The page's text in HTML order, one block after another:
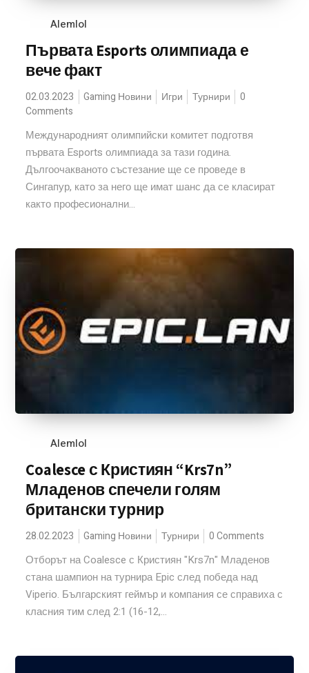
Alemlol
Първата Esports олимпиада е
вече факт
02.03.2023 Gaming Новини Игри Турнири
0
Comments
Международният олимпийски комитет подготвя
първата Esports олимпиада за тази година.
Дългоочакваното състезание ще се проведе в
Сингапур, като за него ще имат шанс да се класират
както професионални...
Alemlol
Coalesce с Кристиян “Krs7n”
Младенов спечели голям
британски турнир
28.02.2023 Gaming Новини Турнири 0 Comments
Отборът на Coalesce с Кристиян "Krs7n" Младенов
стана шампион на турнира Epic след победа над
Viperio. Българският геймър и компания се справиха с
класния тим след 2:1 (16-12,...